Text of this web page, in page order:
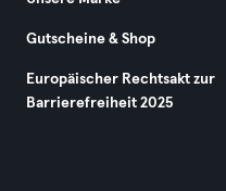
Gutscheine & Shop
Europäischer Rechtsakt zur
Barrierefreiheit 2025